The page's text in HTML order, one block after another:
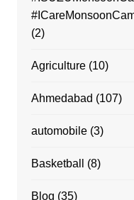
(2)
Agriculture(10)
Ahmedabad (107)
automobile(3)
Basketball (8)
Blog (35)